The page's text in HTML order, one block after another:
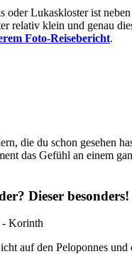
Lukaskloster ist
relativ klein und genau
Foto-Reisebericht.
die du schon gesehen
das Gefühl an einem
Dieser besonders!
auf den Peloponnes